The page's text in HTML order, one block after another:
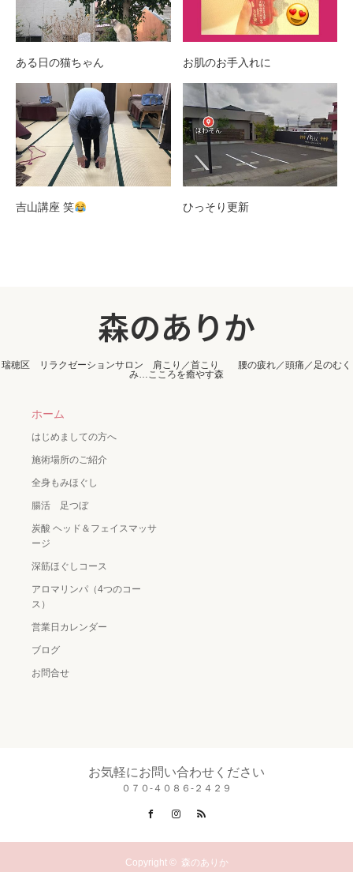
ある日の猫ちゃん お肌のお手入れに
吉山講座 笑 ひっそり更新
森のありか
瑞穂区 リラクゼーションサロン 肩こり／首こり 腰の疲れ／頭痛／足のむく
み…こころを癒やす森
ホーム
はじめましての方へ
施術場所のご紹介
全身もみほぐし
腸活 足つぼ
炭酸 ヘッド＆フェイスマッサ
ージ
深筋ほぐしコース
アロマリンパ（4つのコー
ス）
営業日カレンダー
ブログ
お問合せ
お気軽にお問い合わせください
０７０-４０８６-２４２９
FacebookInstagram
Copyright © 森のありか